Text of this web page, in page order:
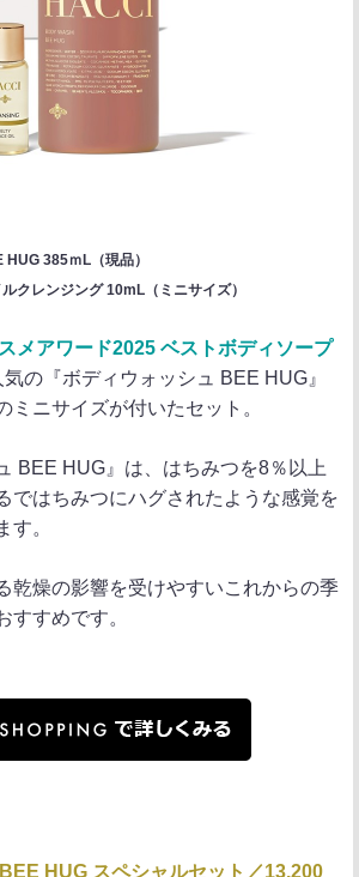
HUG 385ｍL（現品）
クレンジング 10mL（ミニサイズ）
メアワード2025 ベストボディソープ
の『ボディウォッシュ BEE HUG』
ミニサイズが付いたセット。
BEE HUG』は、はちみつを8％以上
ではちみつにハグされたような感覚を
す。
乾燥の影響を受けやすいこれからの季
すすめです。
HUG スペシャルセット／13,200